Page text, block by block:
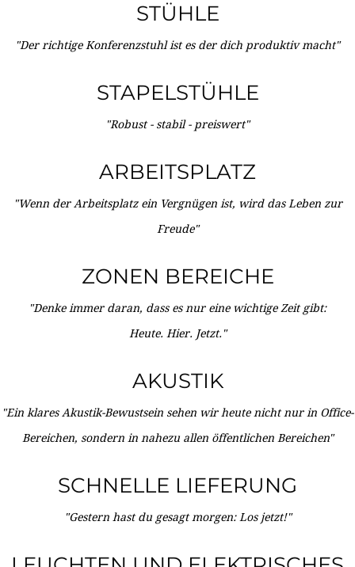
STÜHLE
"Der richtige Konferenzstuhl ist es der dich produktiv macht"
STAPELSTÜHLE
"Robust - stabil - preiswert"
ARBEITSPLATZ
"Wenn der Arbeitsplatz ein Vergnügen ist, wird das Leben zur
Freude"
ZONEN BEREICHE
"Denke immer daran, dass es nur eine wichtige Zeit gibt:
Heute. Hier. Jetzt."
AKUSTIK
"Ein klares Akustik-Bewustsein sehen wir heute nicht nur in Office-
Bereichen, sondern in nahezu allen öffentlichen Bereichen"
SCHNELLE LIEFERUNG
"Gestern hast du gesagt morgen: Los jetzt!"